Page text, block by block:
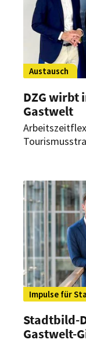
Austausch
DZG wirbt
Gastwelt
Bundestag.
Branche.
Impulse für
Stadtbild-
Gastwelt-